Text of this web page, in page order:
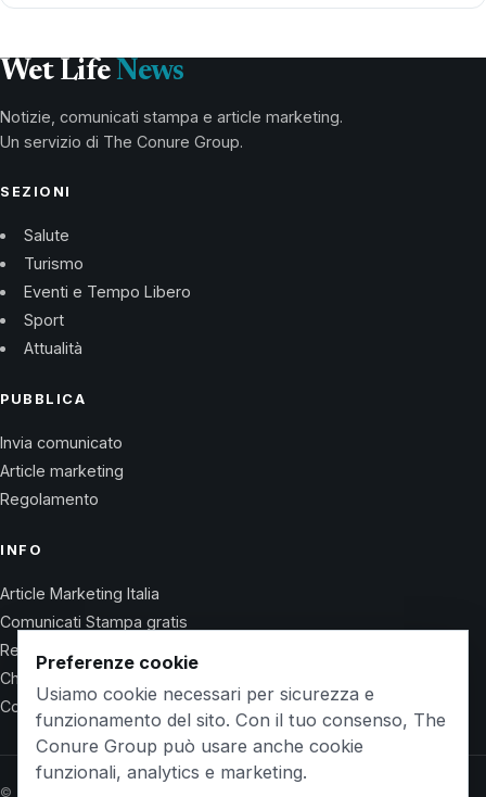
Wet Life News
Notizie, comunicati stampa e article marketing.
Un servizio di The Conure Group.
SEZIONI
Salute
Turismo
Eventi e Tempo Libero
Sport
Attualità
PUBBLICA
Invia comunicato
Article marketing
Regolamento
INFO
Article Marketing Italia
Comunicati Stampa gratis
Regolamento
Chi Siamo
Contatti
© 2026 Wet Life News · The Conure Group
Preferenze cookie
Usiamo cookie necessari per sicurezza e
funzionamento del sito. Con il tuo consenso, The
Conure Group può usare anche cookie
funzionali, analytics e marketing.